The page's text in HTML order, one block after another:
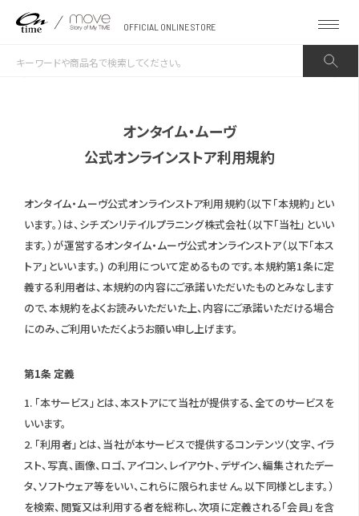
OFFICIAL ONLINE STORE
オンタイム・ムーヴ
公式オンラインストア利用規約
オンタイム・ムーヴ公式オンラインストア利用規約（以下「本規約」とい
います。）は、シチズンリテイルプラニング株式会社（以下「当社」といい
ます。）が運営するオンタイム・ムーヴ公式オンラインストア（以下「本ス
トア」といいます。) の利用について定めるものです。本規約第1条に定
義する利用者は、本規約の内容にご承諾いただいたものとみなします
ので、本規約をよくお読みいただいた上、内容にご承諾いただける場合
にのみ、ご利用いただくようお願い申し上げます。
第1条 定義
1. 「本サービス」とは、本ストアにて当社が提供する、全てのサービスを
いいます。
2. 「利用者」とは、当社が本サービスで提供するコンテンツ（文字、イラ
スト、写真、画像、ロゴ、アイコン、レイアウト、デザイン、編集されたデー
タ、ソフトウェア等をいい、これらに限られません。以下同様とします。）
を検索、閲覧又は利用する者を総称し、次項に定義される「会員」を含